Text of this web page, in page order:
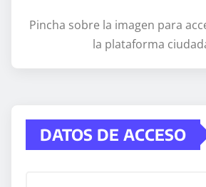
Pincha sobre la imagen para
la plataforma
DATOS DE ACCESO